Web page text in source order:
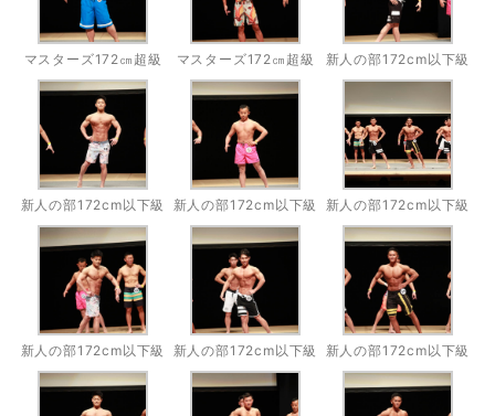
マスターズ172㎝超級 マスターズ172㎝超級 新人の部172cm以下級
新人の部172cm以下級 新人の部172cm以下級 新人の部172cm以下級
新人の部172cm以下級 新人の部172cm以下級 新人の部172cm以下級